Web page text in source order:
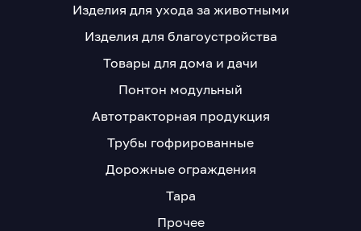
Изделия для ухода за животными
Изделия для благоустройства
Товары для дома и дачи
Понтон модульный
Автотракторная продукция
Трубы гофрированные
Дорожные ограждения
Тара
Прочее